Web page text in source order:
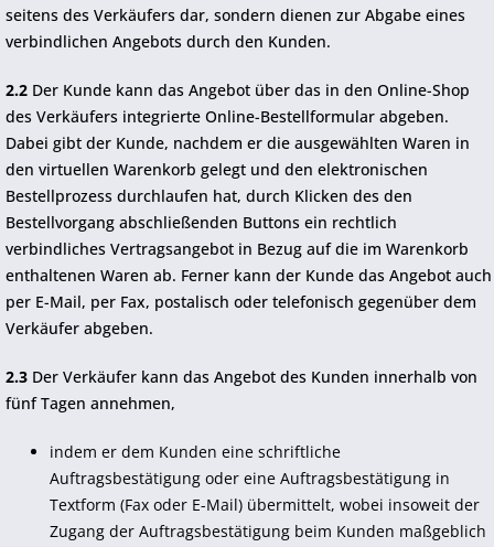
seitens des Verkäufers dar, sondern dienen zur Abgabe eines
verbindlichen Angebots durch den Kunden.
2.2 Der Kunde kann das Angebot über das in den Online-Shop
des Verkäufers integrierte Online-Bestellformular abgeben.
Dabei gibt der Kunde, nachdem er die ausgewählten Waren in
den virtuellen Warenkorb gelegt und den elektronischen
Bestellprozess durchlaufen hat, durch Klicken des den
Bestellvorgang abschließenden Buttons ein rechtlich
verbindliches Vertragsangebot in Bezug auf die im Warenkorb
enthaltenen Waren ab. Ferner kann der Kunde das Angebot auch
per E-Mail, per Fax, postalisch oder telefonisch gegenüber dem
Verkäufer abgeben.
2.3 Der Verkäufer kann das Angebot des Kunden innerhalb von
fünf Tagen annehmen,
indem er dem Kunden eine schriftliche
Auftragsbestätigung oder eine Auftragsbestätigung in
Textform (Fax oder E-Mail) übermittelt, wobei insoweit der
Zugang der Auftragsbestätigung beim Kunden maßgeblich